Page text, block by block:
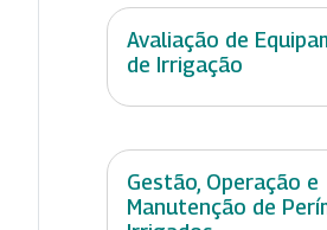
Avaliação de
de Irrigação
Gestão, Operação e
Manutenção de